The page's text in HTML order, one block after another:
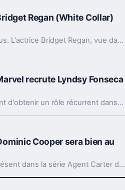
Regan (White Collar)
Et une nouvelle recrue de plus. L'actrice Bridget Regan, vue dans la série White Collar, rejoint la saison 1 d'Agent Carter.
recrute Lyndsy Fonseca
L'actrice Lyndsy Fonseca vient d'obtenir un rôle récurrent dans la nouvelle série de Marvel, Agent Carter.
Cooper sera bien au
Dominic Cooper sera bien présent dans la série Agent Carter de Marvel et reprendra assez logiquement son rôle de Howard Stark.